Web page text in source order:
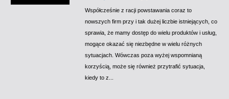
Współcześnie z racji powstawania coraz to
nowszych firm przy i tak dużej liczbie istniejących, co
sprawia, że mamy dostęp do wielu produktów i usług,
mogące okazać się niezbędne w wielu różnych
sytuacjach. Wówczas poza wyżej wspomnianą
korzyścią, może się również przytrafić sytuacja,
kiedy to z...